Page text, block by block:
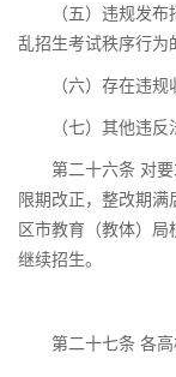
（五）违规发
乱招生考试秩序行为
（六）存在违规
（七）其他违
第二十六条 对
限期改正，整改期
区市教育（教体）局
继续招生。
第二十七条 各